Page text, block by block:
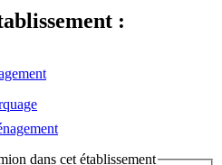
:
dans cet établissement